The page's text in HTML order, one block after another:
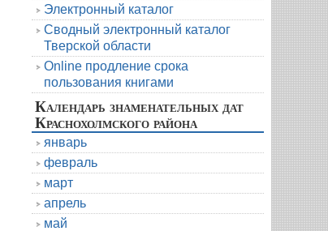
Электронный каталог
Сводный электронный каталог
Тверской области
Online продление срока
пользования книгами
Календарь знаменательных дат
Краснохолмского района
январь
февраль
март
апрель
май